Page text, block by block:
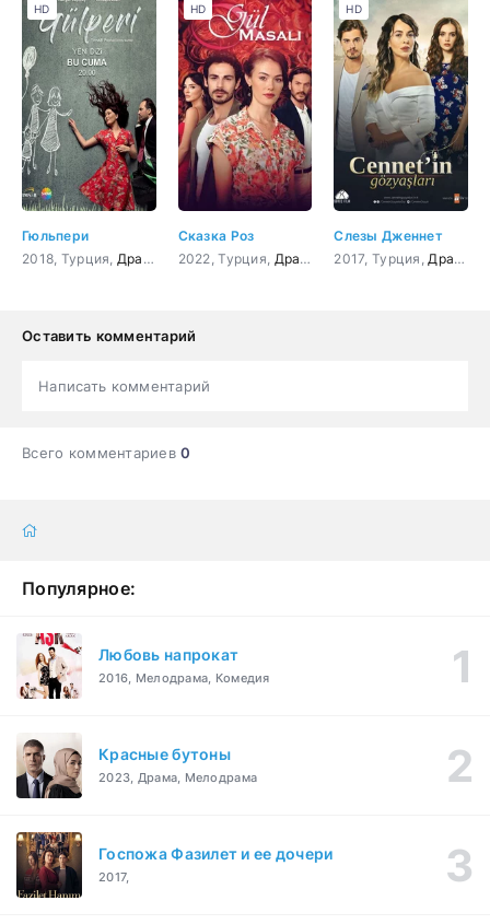
Гюльпери
2018, Турция, Драма
HD
Сказка Роз
2022, Турция, Драма
HD
Слезы Дженнет
2017, Турция, Драма
HD
Оставить комментарий
Написать комментарий
Всего комментариев0
Популярное:
Любовь напрокат
2016, Мелодрама, Комедия
Красные бутоны
2023, Драма, Мелодрама
Госпожа Фазилет и ее дочери
2017,